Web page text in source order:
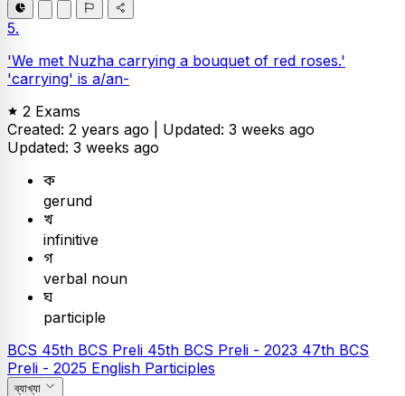
5.
'We met Nuzha carrying a bouquet of red roses.'
'carrying' is a/an-
2 Exams
Created: 2 years ago | Updated: 3 weeks ago
Updated: 3 weeks ago
ক
gerund
খ
infinitive
গ
verbal noun
ঘ
participle
BCS 45th BCS Preli 45th BCS Preli - 2023 47th BCS
Preli - 2025 English Participles
ব্যাখ্যা